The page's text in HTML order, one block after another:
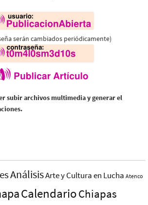
serán cambiados periódicamente)
subir archivos multimedia y generar el
AnálisisArte y Cultura en Lucha Atenco
CalendarioChiapas